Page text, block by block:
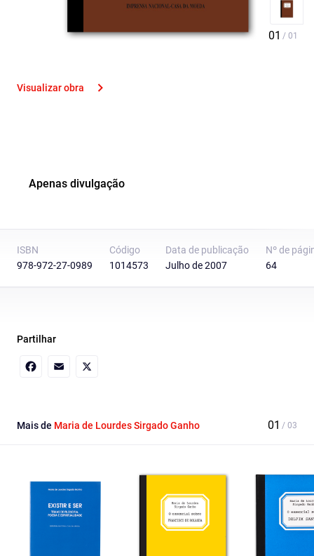
Visualizar obra
Apenas divulgação
ISBN
978-972-27-0989
Código
1014573
Data de publicação
Julho de 2007
Nº de
64
Partilhar
Mais de Maria de Lourdes Sirgado Ganho